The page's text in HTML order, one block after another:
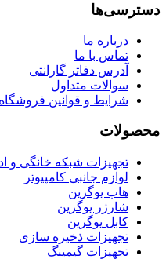
دسترسی‌ها
درباره ما
تماس با ما
آدرس دفاتر گارانتی
سوالات متداول
شرایط و قوانین فروشگاه
محصولات
تجهیزات شبکه خانگی و
لوازم جانبی کامپیوتر
هاب یوگرین
شارژر یوگرین
کابل یوگرین
تجهیزات ذخیره سازی
تجهیزات گیمینگ